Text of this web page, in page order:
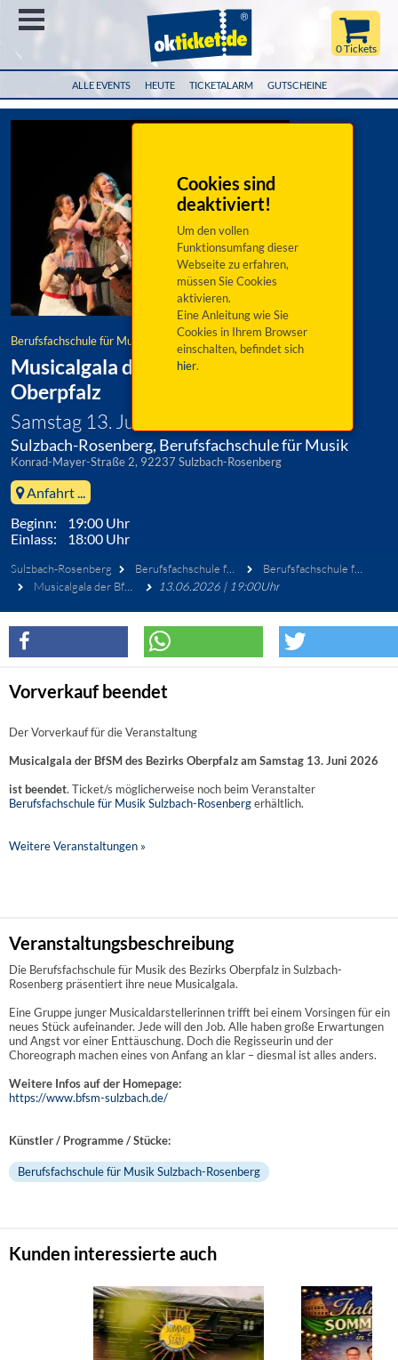
ALLE EVENTS HEUTE TICKETALARM GUTSCHEINE
0 Tickets
Cookies sind
deaktiviert!
Um den vollen
Funktionsumfang dieser
Webseite zu erfahren,
müssen Sie Cookies
aktivieren.
Eine Anleitung wie Sie
Cookies in Ihrem Browser
einschalten, befindet sich
hier.
Berufsfachschule für Musik Sulzbach-Rosenberg
Musicalgala der BfSM des Bezirks
Oberpfalz
Samstag 13. Juni 2026
Sulzbach-Rosenberg, Berufsfachschule für Musik
Konrad-Mayer-Straße 2, 92237 Sulzbach-Rosenberg
Anfahrt ...
Beginn: 19:00 Uhr
Einlass: 18:00 Uhr
Sulzbach-Rosenberg Berufsfachschule für Musik
Berufsfachschule für Musik Sulzbach-Rosenberg
Musicalgala der BfSM des Bezirks Oberpfalz
13.06.2026 | 19:00Uhr
Vorverkauf beendet
Der Vorverkauf für die Veranstaltung
Musicalgala der BfSM des Bezirks Oberpfalz am Samstag 13. Juni 2026
ist beendet. Ticket/s möglicherweise noch beim Veranstalter
Berufsfachschule für Musik Sulzbach-Rosenbergerhältlich.
Weitere Veranstaltungen »
Veranstaltungsbeschreibung
Die Berufsfachschule für Musik des Bezirks Oberpfalz in Sulzbach-
Rosenberg präsentiert ihre neue Musicalgala.
Eine Gruppe junger Musicaldarstellerinnen trifft bei einem Vorsingen für ein
neues Stück aufeinander. Jede will den Job. Alle haben große Erwartungen
und Angst vor einer Enttäuschung. Doch die Regisseurin und der
Choreograph machen eines von Anfang an klar – diesmal ist alles anders.
Weitere Infos auf der Homepage:
https://www.bfsm-sulzbach.de/
Künstler / Programme / Stücke:
Berufsfachschule für Musik Sulzbach-Rosenberg
Kunden interessierte auch